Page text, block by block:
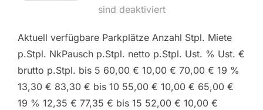
am
sind deaktiviert
Aktuell verfügbare Parkplätze Anzahl Stpl. Miete
p.Stpl. NkPausch p.Stpl. netto p.Stpl. Ust. % Ust. €
brutto p.Stpl. bis 5 60,00 € 10,00 € 70,00 € 19 %
13,30 € 83,30 € bis 10 55,00 € 10,00 € 65,00 €
19 % 12,35 € 77,35 € bis 15 52,00 € 10,00 €